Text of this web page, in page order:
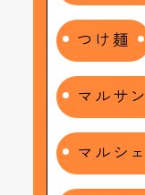
つけ麺
マルサン
マルシェ